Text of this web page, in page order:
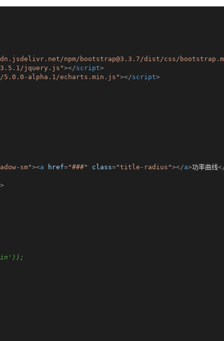
npm/bootstrap@3.3.7/dist/css/
jquery.js"></script>
alpha.1/echarts.min.js"></script>
sm"><a href="###" class="title-radius"></a>功率曲线
>